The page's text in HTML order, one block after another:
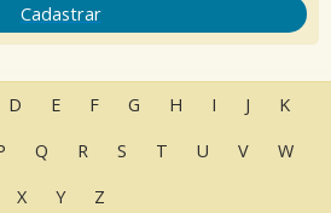
Cadastrar
D E F G H I J
K
Q R S T U V
W
X
Y Z